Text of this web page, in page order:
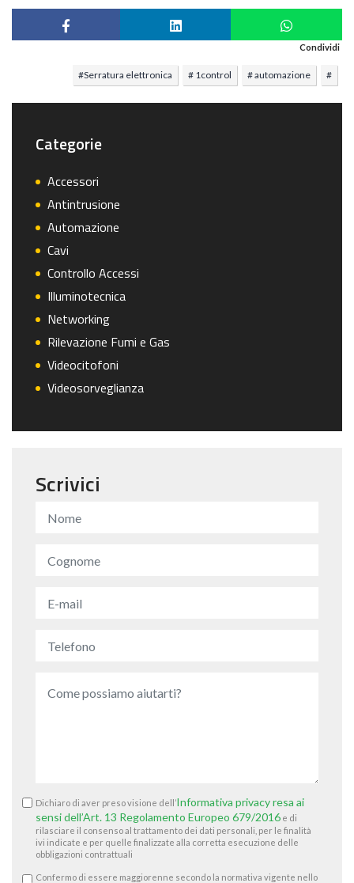
Condividi
#Serratura elettronica # 1control # automazione #
Categorie
Accessori
Antintrusione
Automazione
Cavi
Controllo Accessi
Illuminotecnica
Networking
Rilevazione Fumi e Gas
Videocitofoni
Videosorveglianza
Scrivici
Dichiaro di aver preso visione dell’Informativa privacy resa ai
sensi dell’Art. 13 Regolamento Europeo 679/2016 e di
rilasciare il consenso al trattamento dei dati personali, per le finalità
ivi indicate e per quelle finalizzate alla corretta esecuzione delle
obbligazioni contrattuali
Confermo di essere maggiorenne secondo la normativa vigente nello